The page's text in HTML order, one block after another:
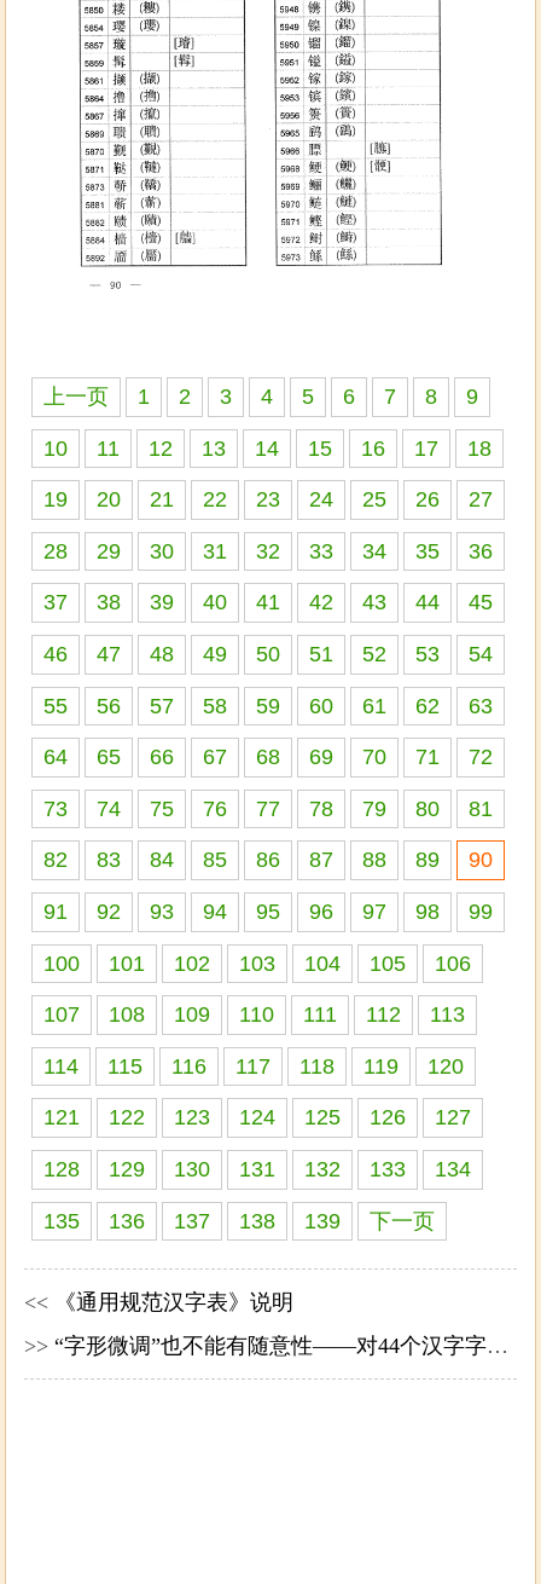
上一页 1 2 3 4 5 6 7 8 9
10 11 12 13 14 15 16 17 18
19 20 21 22 23 24 25 26 27
28 29 30 31 32 33 34 35 36
37 38 39 40 41 42 43 44 45
46 47 48 49 50 51 52 53 54
55 56 57 58 59 60 61 62 63
64 65 66 67 68 69 70 71 72
73 74 75 76 77 78 79 80 81
82 83 84 85 86 87 88 89 90
91 92 93 94 95 96 97 98 99
100 101 102 103 104 105 106
107 108 109 110 111 112 113
114 115 116 117 118 119 120
121 122 123 124 125 126 127
128 129 130 131 132 133 134
135 136 137 138 139 下一页
<<
《通用规范汉字表》说明
>>“字形微调”也不能有随意性——对44个汉字字形微调的看法